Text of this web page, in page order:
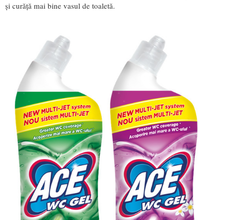
și curăță mai bine vasul de toaletă.